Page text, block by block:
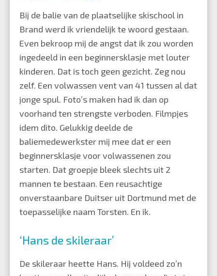
Bij de balie van de plaatselijke skischool in
Brand werd ik vriendelijk te woord gestaan.
Even bekroop mij de angst dat ik zou worden
ingedeeld in een beginnersklasje met louter
kinderen. Dat is toch geen gezicht. Zeg nou
zelf. Een volwassen vent van 41 tussen al dat
jonge spul. Foto’s maken had ik dan op
voorhand ten strengste verboden. Filmpjes
idem dito. Gelukkig deelde de
baliemedewerkster mij mee dat er een
beginnersklasje voor volwassenen zou
starten. Dat groepje bleek slechts uit 2
mannen te bestaan. Een reusachtige
onverstaanbare Duitser uit Dortmund met de
toepasselijke naam Torsten. En ik.
‘Hans de skileraar’
De skileraar heette Hans. Hij voldeed zo’n